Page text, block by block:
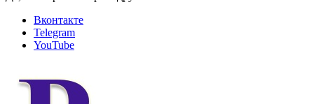
Вконтакте
Telegram
YouTube